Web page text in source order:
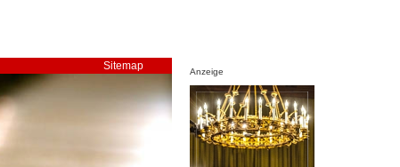
Sitemap Anzeige